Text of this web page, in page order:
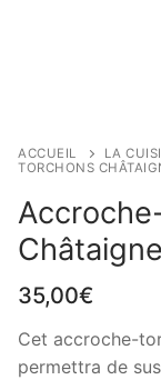
ACCUEIL LA
TORCHONS
Châtaigne
35,00€
Cet accroche-
permettra de